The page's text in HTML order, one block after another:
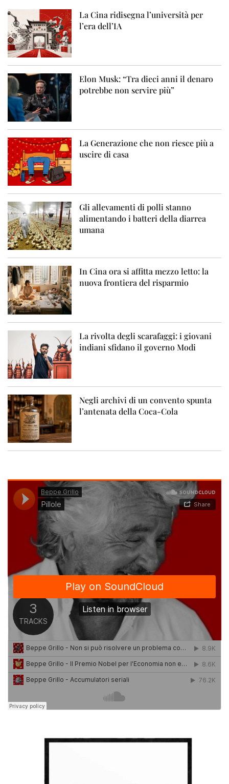
La Cina ridisegna l’università per
l’era dell’IA
Elon Musk: “Tra dieci anni il denaro
potrebbe non servire più”
La Generazione che non riesce più a
uscire di casa
Gli allevamenti di polli stanno
alimentando i batteri della diarrea
umana
In Cina ora si affitta mezzo letto: la
nuova frontiera del risparmio
La rivolta degli scarafaggi: i giovani
indiani sfidano il governo Modi
Negli archivi di un convento spunta
l’antenata della Coca-Cola